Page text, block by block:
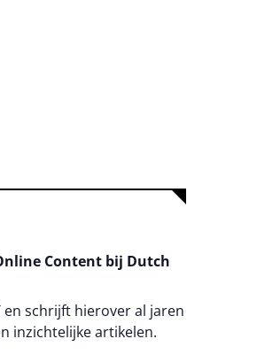
Content bij Dutch
en schrijft hierover al jaren
inzichtelijke artikelen.